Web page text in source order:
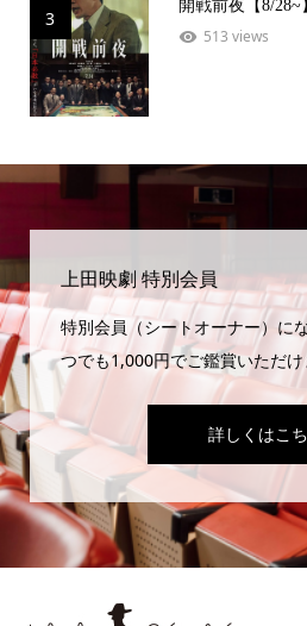
3
開戦前夜【8/28~
513 views
上田映劇 特別会員
特別会員（シートオーナー）に
つでも1,000円でご鑑賞いただけ
詳しくはこ